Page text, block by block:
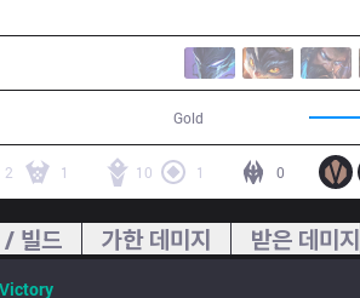
Gold
2 1 10 1 0
/ 빌드 가한 데미지 받은 데미지
Victory